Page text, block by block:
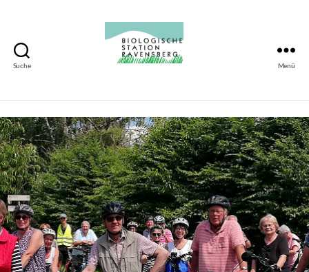
Suche
Ravensberg
Menü